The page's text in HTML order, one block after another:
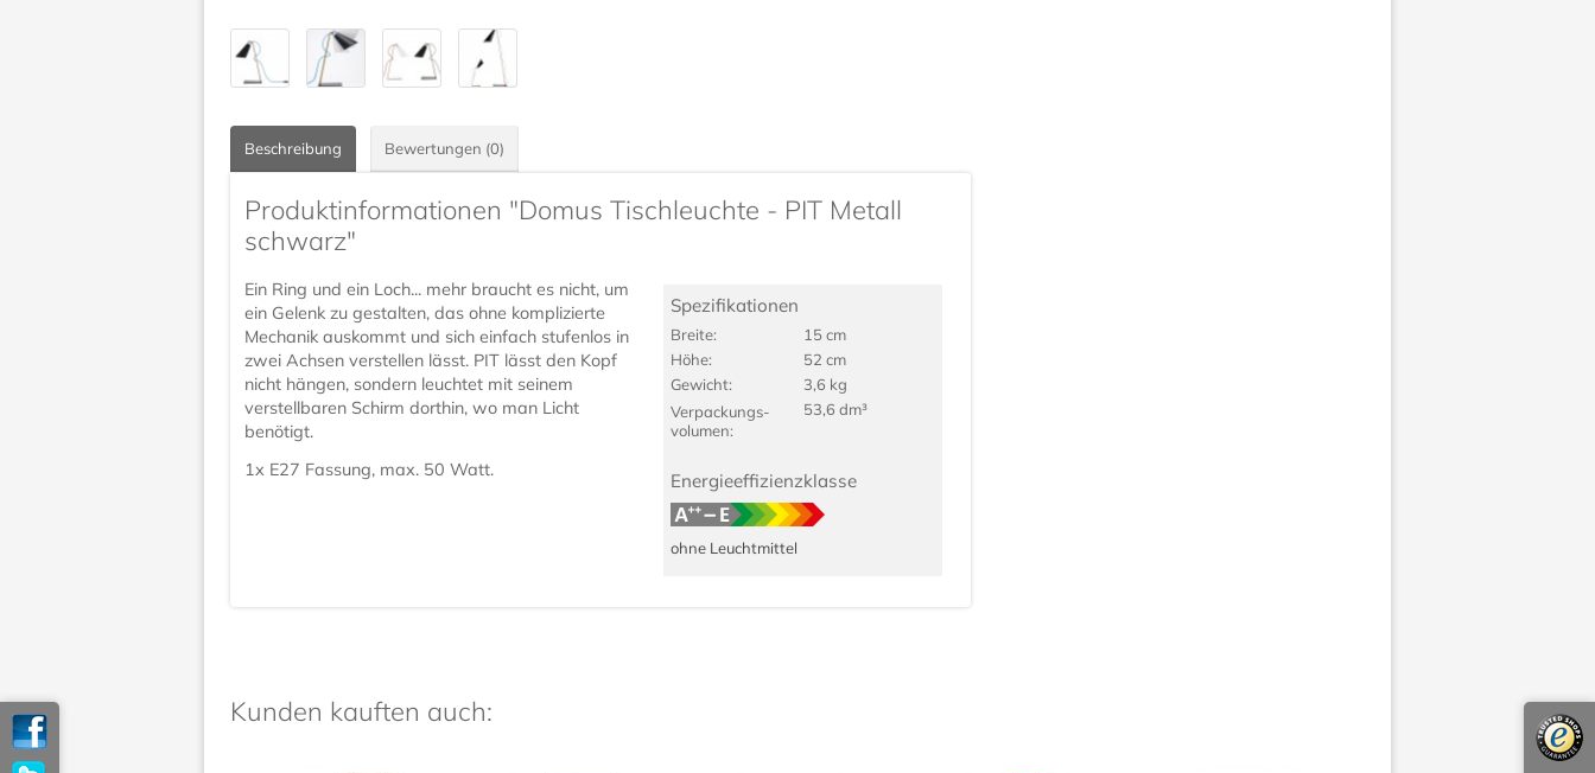
Beschreibung Bewertungen (0)
Produktinformationen "Domus Tischleuchte - PIT Metall
schwarz"
Spezifikationen
Breite:
15 cm
Höhe:
52 cm
Gewicht:
3,6 kg
Verpackungs­
volumen:
53,6 dm³
Energieeffizienzklasse
ohne Leuchtmittel
Ein Ring und ein Loch... mehr braucht es nicht, um
ein Gelenk zu gestalten, das ohne komplizierte
Mechanik auskommt und sich einfach stufenlos in
zwei Achsen verstellen lässt. PIT lässt den Kopf
nicht hängen, sondern leuchtet mit seinem
verstellbaren Schirm dorthin, wo man Licht
benötigt.
1x E27 Fassung, max. 50 Watt.
Kunden kauften auch: